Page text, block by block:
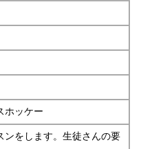
ホッケー
ンをします。生徒さんの要